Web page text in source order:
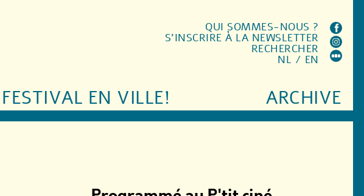
FESTIVAL EN VILLE! ARCHIVE
QUI SOMMES-NOUS ?
S'INSCRIRE À LA NEWSLETTER
RECHERCHER
NL / EN